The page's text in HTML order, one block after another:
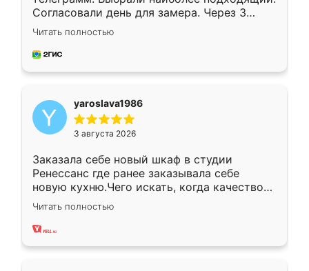
Согласовали день для замера. Через 3
недели кухня была уже готова. Остались
довольны работой. Спасибо Ренессанс
мебель за качественную работу!
Читать полностью
yaroslava1986
3 августа 2026
Заказала себе новый шкаф в студии
Ренессанс где ранее заказывала себе
новую кухню.Чего искать, когда качеством
вполне довольна. Служит кухня уже почти
два года, нареканий нет.
Читать полностью